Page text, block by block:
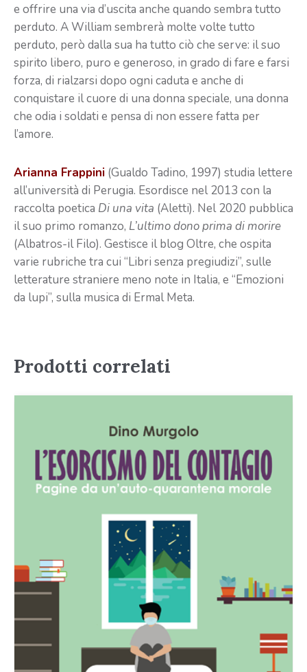
e offrire una via d’uscita anche quando sembra tutto
perduto. A William sembrerà molte volte tutto
perduto, però dalla sua ha tutto ciò che serve: il suo
spirito libero, puro e generoso, in grado di fare e farsi
forza, di rialzarsi dopo ogni caduta e anche di
conquistare il cuore di una donna speciale, una donna
che odia i soldati e pensa di non essere fatta per
l’amore.
Arianna Frappini (Gualdo Tadino, 1997) studia lettere
all’università di Perugia. Esordisce nel 2013 con la
raccolta poetica Di una vita (Aletti). Nel 2020 pubblica
il suo primo romanzo, L’ultimo dono prima di morire
(Albatros-il Filo). Gestisce il blog Oltre, che ospita
varie rubriche tra cui “Libri senza pregiudizi”, sulle
letterature straniere meno note in Italia, e “Emozioni
da lupi”, sulla musica di Ermal Meta.
Prodotti correlati